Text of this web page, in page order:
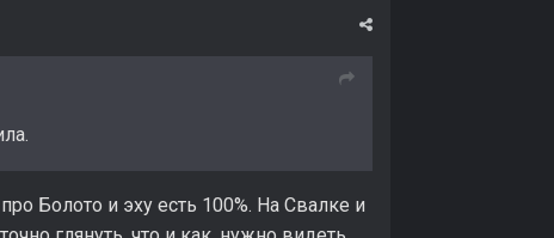
Болото и эху есть 100%. На Свалке и